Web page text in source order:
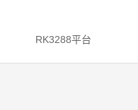
RK3288平台